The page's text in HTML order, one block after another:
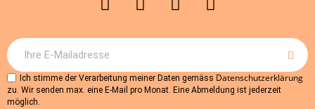
Ich stimme der Verarbeitung meiner Daten gemäss Datenschutzerklärung
zu. Wir senden max. eine E-Mail pro Monat. Eine Abmeldung ist jederzeit
möglich.